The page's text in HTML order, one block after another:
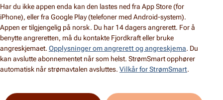
Har du ikke appen enda kan den lastes ned fra App Store (for
iPhone), eller fra Google Play (telefoner med Android-system).
Appen er tilgjengelig på norsk. Du har 14 dagers angrerett. For å
benytte angreretten, må du kontakte Fjordkraft eller bruke
angreskjemaet. Opplysninger om angrerett og angreskjema. Du
kan avslutte abonnementet når som helst. StrømSmart opphører
automatisk når strømavtalen avsluttes. Vilkår for StrømSmart.